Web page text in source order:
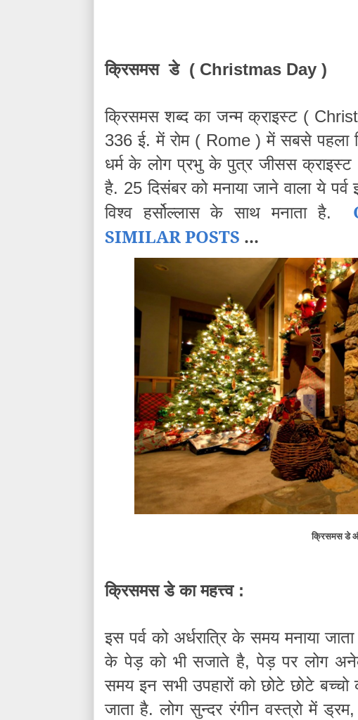
क्रिसमस डे( Christmas Day )
क्रिसमस शब्द का जन्म क्राइस्ट(
336ई.में रोम( Rome ) में सबसे पहला
धर्म के लोग प्रभु के पुत्र जीसस क्राइस्ट
है. 25दिसंबर को मनाया जाने वाला ये पर्व
विश्व
हर्सोल्लास के साथ मनाता है.
SIMILAR POSTS ...
क्रिसमस डे
क्रिसमस डे का महत्त्व:
इस पर्व को अर्धरात्रि के समय मनाया जाता
के पेड़ को भी सजाते है,पेड़ पर लोग
समय इन सभी उपहारों को छोटे छोटे बच्चो
जाता है.लोग सुन्दर रंगीन वस्त्रो में ड्रम